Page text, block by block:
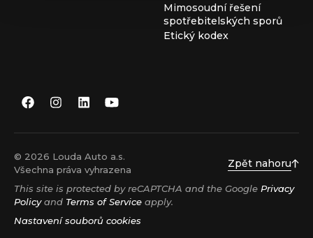
Mimosoudní řešení
spotřebitelských sporů
Etický kodex
© 2026 Louda Auto a.s.
Všechna práva vyhrazena
Zpět nahoru
This site is protected by reCAPTCHA and the Google Privacy
Policyand Terms of Service apply.
Nastavení souborů cookies